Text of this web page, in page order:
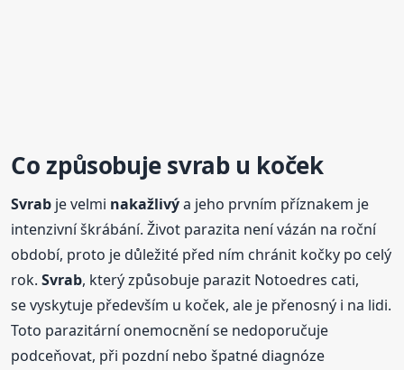
Co způsobujesvrabu koček
Svrab je velmi nakažlivýa jeho prvním příznakem je
intenzivní škrábání. Život parazita není vázán na roční
období, proto je důležité před ním chránit kočky po celý
rok.Svrab, který způsobuje parazit Notoedres cati,
se vyskytuje především u koček, ale je přenosný i na lidi.
Toto parazitární onemocnění se nedoporučuje
podceňovat, při pozdní nebo špatné diagnóze